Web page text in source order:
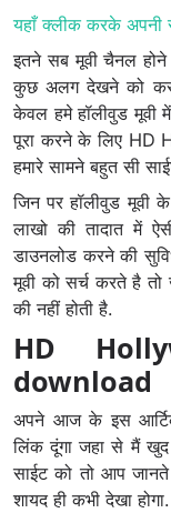
यहाँ क्लीक करके अपनी
इतने सब मूवी चैनल
कुछ अलग देखने को
केवल हमे हॉलीवुड मूवी
पूरा करने के लिए HD
हमारे सामने बहुत सी
जिन पर हॉलीवुड
लाखो की तादात में
डाउनलोड करने की
मूवी को सर्च करते है तो
की नहीं होती है.
HD
download
अपने आज के इस
लिंक दूंगा जहा से मैं खुद
साईट को तो आप
शायद ही कभी देखा होगा.